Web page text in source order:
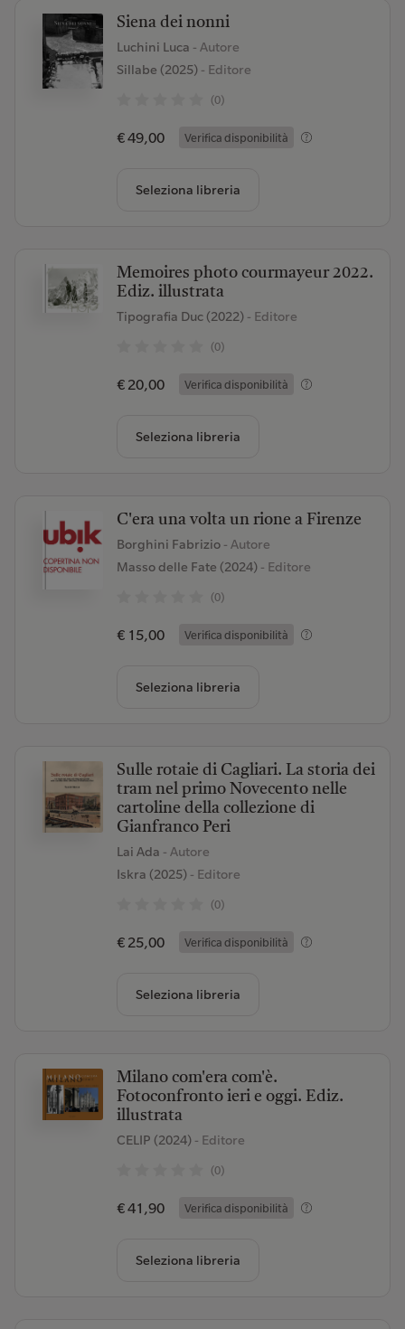
Siena dei nonni
Luchini Luca - Autore
Sillabe (2025)- Editore
(0)
€ 49,00 Verifica disponibilità
Seleziona libreria
Memoires photo courmayeur 2022.
Ediz. illustrata
Tipografia Duc (2022)- Editore
(0)
€ 20,00 Verifica disponibilità
Seleziona libreria
C'era una volta un rione a Firenze
Borghini Fabrizio - Autore
Masso delle Fate (2024)- Editore
(0)
€ 15,00 Verifica disponibilità
Seleziona libreria
Sulle rotaie di Cagliari. La storia dei
tram nel primo Novecento nelle
cartoline della collezione di
Gianfranco Peri
Lai Ada - Autore
Iskra (2025)- Editore
(0)
€ 25,00 Verifica disponibilità
Seleziona libreria
Milano com'era com'è.
Fotoconfronto ieri e oggi. Ediz.
illustrata
CELIP (2024)- Editore
(0)
€ 41,90 Verifica disponibilità
Seleziona libreria